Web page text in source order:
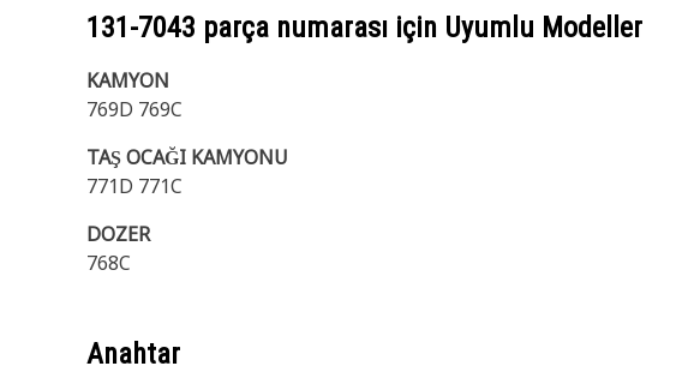
131-7043 parça numarası için Uyumlu Modeller
KAMYON
769D 769C
TAŞ OCAĞI KAMYONU
771D 771C
DOZER
768C
Anahtar